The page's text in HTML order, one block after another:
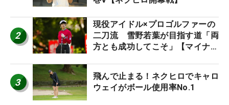
2
現役アイドル×プロゴルファーの
二刀流 雪野若葉が目指す道「両
方とも成功してこそ」【マイナビ
3
飛んで止まる！ネクヒロでキャロ
ウェイがボール使用率No.1